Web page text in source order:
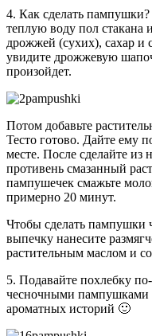
4. Как сделать пампушки?
теплую воду пол стакана
дрожжей (сухих), сахар и
увидите дрожжевую
произойдет.
Потом добавьте
Тесто готово. Дайте ему
месте. После сделайте
противень смазанный
пампушечек смажьте
примерно 20 минут.
Чтобы сделать пампушки
выпечку нанесите
растительным маслом и
5. Подавайте похлебку
чесночными пампушками
ароматных историй 🙂